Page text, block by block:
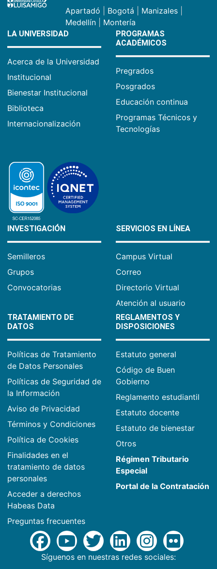
Apartadó Bogotá Manizales
Medellín
Montería
LA UNIVERSIDAD
Acerca de la Universidad
Institucional
Bienestar Institucional
Biblioteca
Internacionalización
PROGRAMAS
ACADÉMICOS
Pregrados
Posgrados
Educación continua
Programas Técnicos y
Tecnologías
INVESTIGACIÓN
Semilleros
Grupos
Convocatorias
SERVICIOS EN LÍNEA
Campus Virtual
Correo
Directorio Virtual
Atención al usuario
TRATAMIENTO DE
DATOS
Políticas de Tratamiento
de Datos Personales
Políticas de Seguridad de
la Información
Aviso de Privacidad
Términos y Condiciones
Política de Cookies
Finalidades en el
tratamiento de datos
personales
Acceder a derechos
Habeas Data
Preguntas frecuentes
REGLAMENTOS Y
DISPOSICIONES
Estatuto general
Código de Buen
Gobierno
Reglamento estudiantil
Estatuto docente
Estatuto de bienestar
Otros
Régimen Tributario
Especial
Portal de la Contratación
Síguenos en nuestras redes sociales: